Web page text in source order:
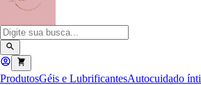
ProdutosGéis e LubrificantesAutocuidado